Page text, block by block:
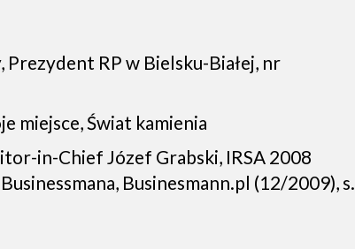
Prezydent RP w Bielsku-Białej, nr
miejsce, Świat kamienia
in-Chief Józef Grabski, IRSA 2008
Businesmann.pl (12/2009), s.